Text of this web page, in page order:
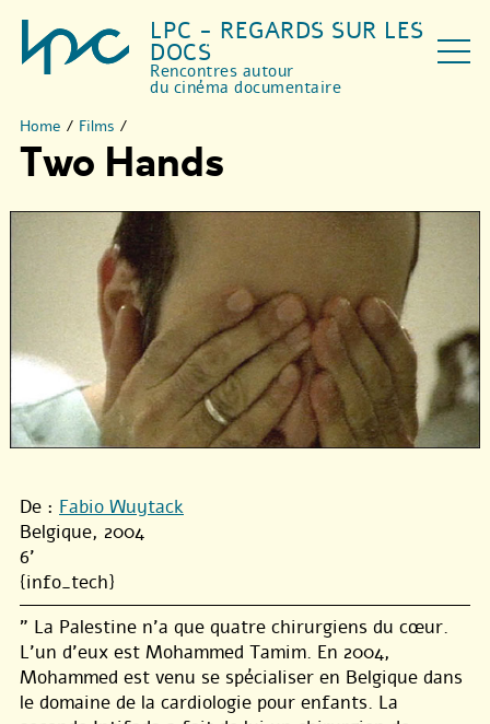
LPC - REGARDS SUR LES
DOCS
Rencontres autour
du cinéma documentaire
Home / Films /
Two Hands
De : Fabio Wuytack
Belgique, 2004
6'
{info_tech}
" La Palestine n’a que quatre chirurgiens du cœur.
L’un d’eux est Mohammed Tamim. En 2004,
Mohammed est venu se spécialiser en Belgique dans
le domaine de la cardiologie pour enfants. La